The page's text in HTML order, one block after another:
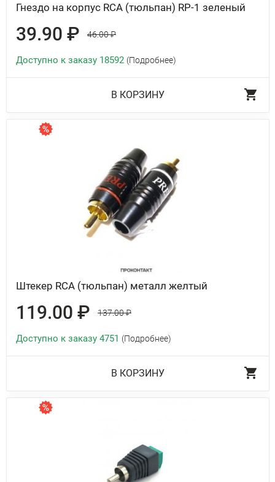
Гнездо на корпус RCA (тюльпан) RP-1 зеленый
39.90 ₽ 46.00 ₽
Доступно к заказу 18592 (Подробнее)
В КОРЗИНУ
Штекер RCA (тюльпан) металл желтый
119.00 ₽ 137.00 ₽
Доступно к заказу 4751 (Подробнее)
В КОРЗИНУ